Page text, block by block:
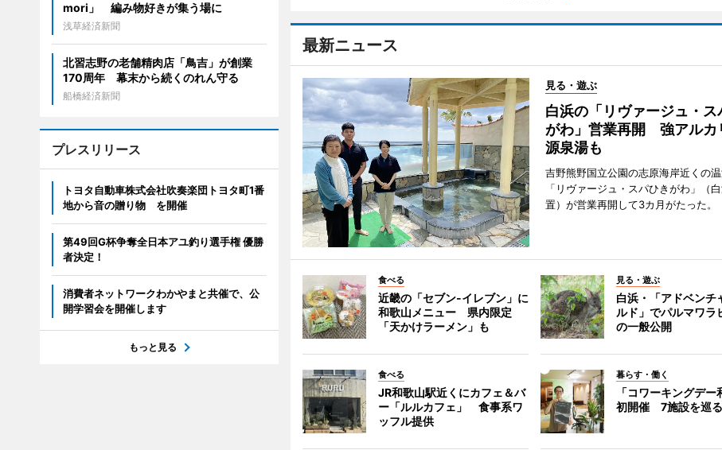
最新ニュース
見る・遊ぶ
白浜の「リヴァージュ・ス
がわ」営業再開 強アルカ
源泉湯も
吉野熊野国立公園の志原海岸近くの
「リヴァージュ・スパひきがわ」（
置）が営業再開して3カ月がたった。
食べる
近畿の「セブン-イレブン」に
和歌山メニュー 県内限定
「天かけラーメン」も
見る・遊ぶ
白浜・「アドベンチ
ルド」でパルマワラ
の一般公開
食べる
JR和歌山駅近くにカフェ＆バ
ー「ルルカフェ」 食事系ワ
ッフル提供
暮らす・働く
「コワーキングデー
初開催 7施設を巡
mori」 編み物好きが集う場に
浅草経済新聞
北習志野の老舗精肉店「鳥吉」が創業
170周年 幕末から続くのれん守る
船橋経済新聞
プレスリリース
トヨタ自動車株式会社吹奏楽団トヨタ町1番
地から音の贈り物 を開催
第49回G杯争奪全日本アユ釣り選手権 優勝
者決定！
消費者ネットワークわかやまと共催で、公
開学習会を開催します
もっと見る